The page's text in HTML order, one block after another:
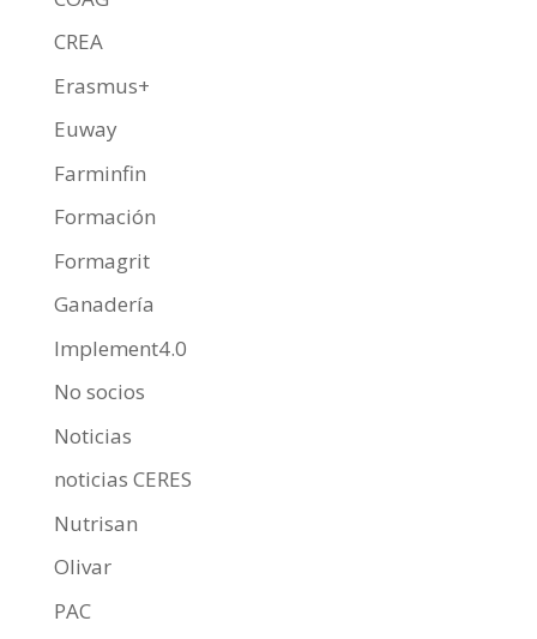
CREA
Erasmus+
Euway
Farminfin
Formación
Formagrit
Ganadería
Implement4.0
No socios
Noticias
noticias CERES
Nutrisan
Olivar
PAC